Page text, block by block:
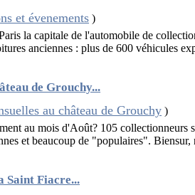
et évenements )
la capitale de l'automobile de
anciennes : plus de 600 véhicules
de Grouchy...
au château de Grouchy )
au mois d'Août? 105 collectionneurs
et beaucoup de "populaires". Biensur,
Saint Fiacre...